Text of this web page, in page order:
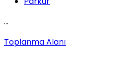
...
Toplanma Alanı